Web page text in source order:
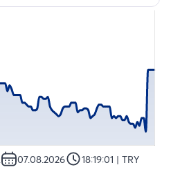
07.08.2026 18:19:01 | TRY